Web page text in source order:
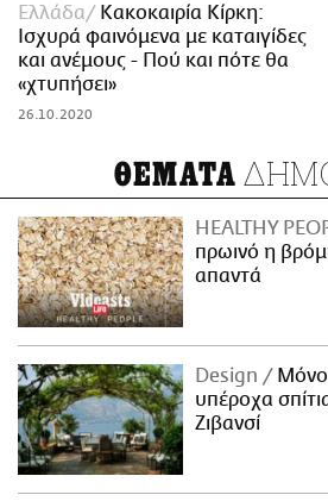
Ελλάδα
Κακοκαιρία Κίρκη:
Ισχυρά φαινόμενα με καταιγίδες
και ανέμους - Πού και πότε θα
«χτυπήσει»
26.10.2020
ΘΕΜΑΤΑ
HEALTHY
πρωινό η
απαντά
Design
Μόνο
υπέροχα
Ζιβανσί